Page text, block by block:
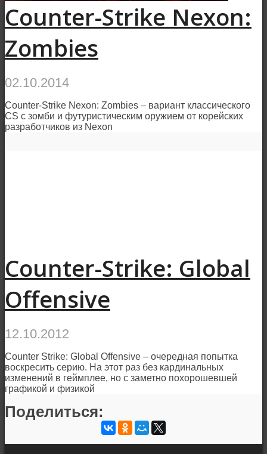
Counter-Strike Nexon:
Zombies
02.10.2014
Counter-Strike Nexon: Zombies – вариант классического
CS с зомби и футуристическим оружием от корейских
разработчиков из Nexon
Counter-Strike: Global
Offensive
12.10.2012
Counter Strike: Global Offensive – очередная попытка
воскресить серию. На этот раз без кардинальных
изменений в геймплее, но с заметно похорошевшей
графикой и физикой
Поделиться: